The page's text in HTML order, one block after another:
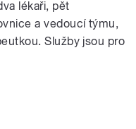
lékaři, pět
a vedoucí týmu,
Služby jsou pro